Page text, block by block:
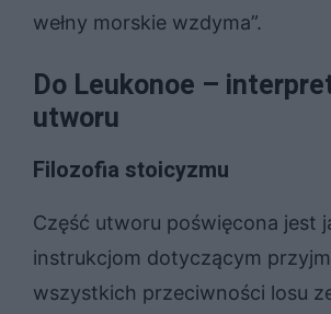
wełny morskie wzdyma”.
Do Leukonoe –
utworu
Filozofia stoicyzmu
Część utworu poświęcona jest
instrukcjom dotyczącym
wszystkich przeciwności losu